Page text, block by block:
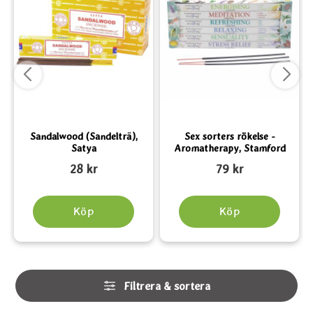
Sandalwood (Sandelträ),
Satya
28 kr
Köp
Sex sorters rökelse -
Aromatherapy, Stamford
Art. nr 383079 kr
Köp
Hoppa
över
filtersektionen
Filtrera & sortera